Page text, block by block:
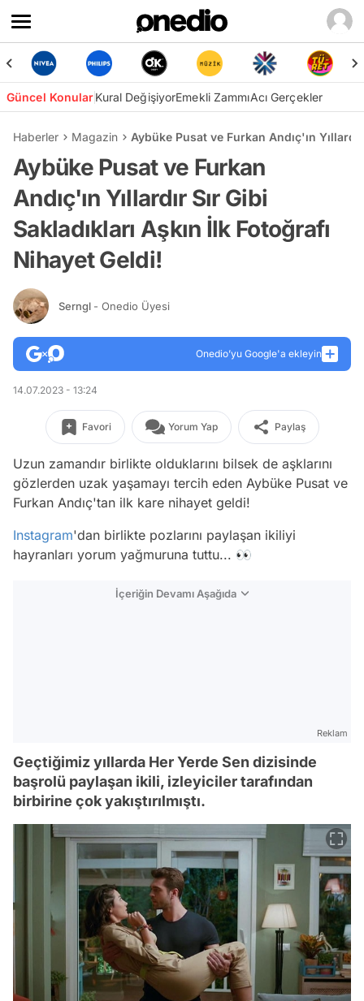
Güncel KonularKural DeğişiyorEmekli ZammıAcı Gerçekler
Haberler Magazin Aybüke Pusat ve Furkan Andıç'ın
Aybüke Pusat ve Furkan
Andıç'ın Yıllardır Sır Gibi
Sakladıkları Aşkın İlk Fotoğrafı
Nihayet Geldi!
Serngl - Onedio Üyesi
Onedio’yu Google'a ekleyin
14.07.2023 - 13:24
Favori Yorum Yap Paylaş
Uzun zamandır birlikte olduklarını bilsek de aşklarını
gözlerden uzak yaşamayı tercih eden Aybüke Pusat ve
Furkan Andıç'tan ilk kare nihayet geldi!
Instagram'dan birlikte pozlarını paylaşan ikiliyi
hayranları yorum yağmuruna tuttu... 👀
İçeriğin Devamı Aşağıda
Reklam
Geçtiğimiz yıllarda Her Yerde Sen dizisinde
başrolü paylaşan ikili, izleyiciler tarafından
birbirine çok yakıştırılmıştı.